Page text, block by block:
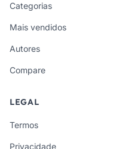
Categorias
Mais vendidos
Autores
Compare
LEGAL
Termos
Privacidade